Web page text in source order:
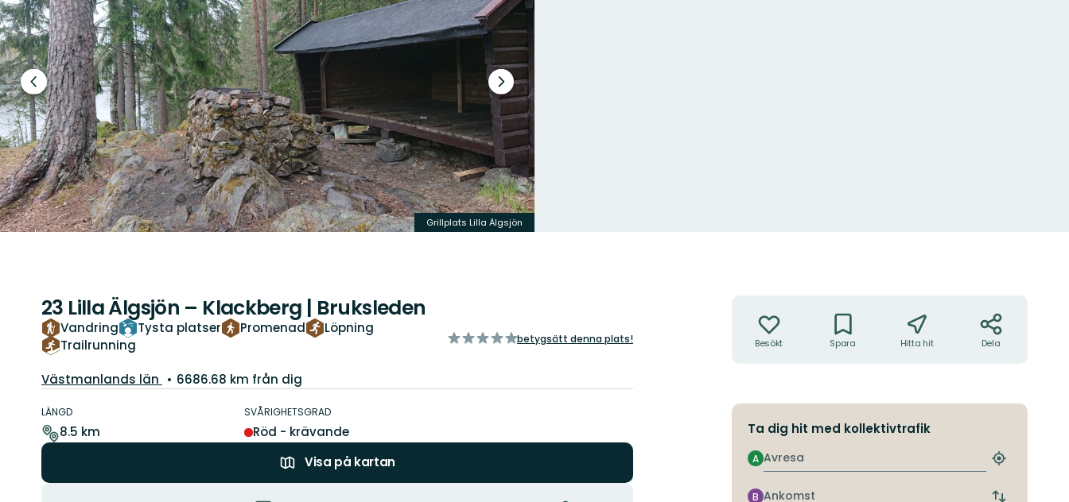
Föregående
bild
Nästa
bildspel
Grillplats Lilla Älgsjön
23 Lilla Älgsjön – Klackberg | Bruksleden
Vandring Tysta platser Promenad
Löpning
Trailrunning
av
betygsätt denna plats!
Län:
Västmanlands län 6686.68 km från dig
om
leden
LÄNGD
8.5 km
SVÅRIGHETSGRAD
Röd - krävande
Visa på kartan
Besökt Spara Hitta hit Dela
Ta dig hit med kollektivtrafik
Avresa
A
Hitta
hållplats
Ankomst
B